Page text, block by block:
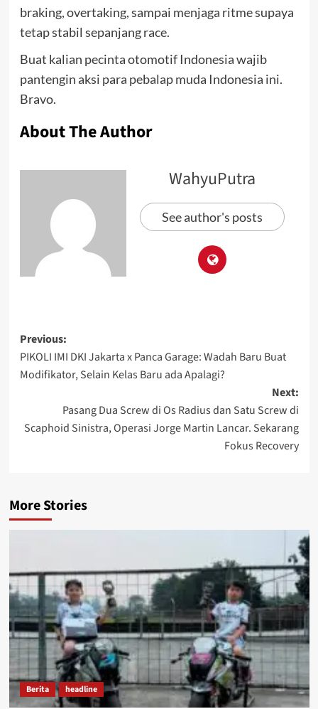
braking, overtaking, sampai menjaga ritme supaya
tetap stabil sepanjang race.
Buat kalian pecinta otomotif Indonesia wajib
pantengin aksi para pebalap muda Indonesia ini.
Bravo.
About The Author
WahyuPutra
See author's posts
Previous:
PIKOLI IMI DKI Jakarta x Panca Garage: Wadah Baru Buat
Modifikator, Selain Kelas Baru ada Apalagi?
Next:
Pasang Dua Screw di Os Radius dan Satu Screw di
Scaphoid Sinistra, Operasi Jorge Martin Lancar. Sekarang
Fokus Recovery
More Stories
Berita headline